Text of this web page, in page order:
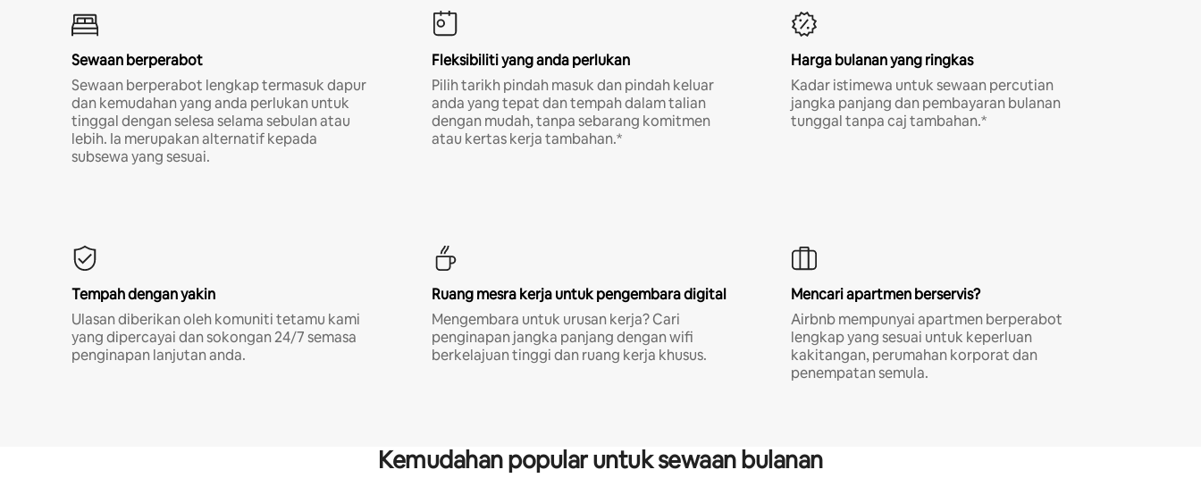
Sewaan berperabot
Sewaan berperabot lengkap termasuk dapur
dan kemudahan yang anda perlukan untuk
tinggal dengan selesa selama sebulan atau
lebih. Ia merupakan alternatif kepada
subsewa yang sesuai.
Fleksibiliti yang anda perlukan
Pilih tarikh pindah masuk dan pindah keluar
anda yang tepat dan tempah dalam talian
dengan mudah, tanpa sebarang komitmen
atau kertas kerja tambahan.*
Harga bulanan yang ringkas
Kadar istimewa untuk sewaan percutian
jangka panjang dan pembayaran bulanan
tunggal tanpa caj tambahan.*
Tempah dengan yakin
Ulasan diberikan oleh komuniti tetamu kami
yang dipercayai dan sokongan 24/7 semasa
penginapan lanjutan anda.
Ruang mesra kerja untuk pengembara digital
Mengembara untuk urusan kerja? Cari
penginapan jangka panjang dengan wifi
berkelajuan tinggi dan ruang kerja khusus.
Mencari apartmen berservis?
Airbnb mempunyai apartmen berperabot
lengkap yang sesuai untuk keperluan
kakitangan, perumahan korporat dan
penempatan semula.
Kemudahan popular untuk sewaan bulanan